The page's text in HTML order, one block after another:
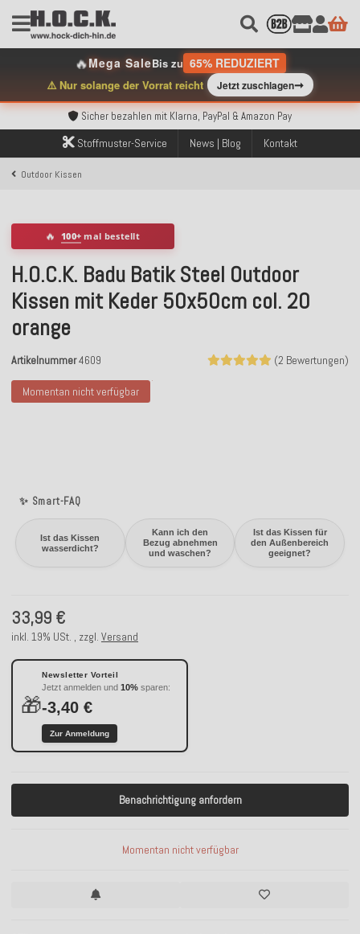
🔥Mega SaleBis zu 65% REDUZIERT
⚠️ Nur solange der Vorrat reicht Jetzt zuschlagen➞
Kostenloser Versand innerhalb Deutschlands ab 99€ Bestellwert
Über 120.000 erfolgreich versendete Bestellungen
Sicher bezahlen mit Klarna, PayPal & Amazon Pay
Kostenloser Versand innerhalb Deutschlands ab 99€ Bestellwert
Über 120.000 erfolgreich versendete Bestellungen
Sicher bezahlen mit Klarna, PayPal & Amazon Pay
Kostenloser Versand innerhalb Deutschlands ab 99€ Bestellwert
Stoffmuster-Service News | Blog Kontakt
Outdoor Kissen
Momentan nicht verfügbar
✨ Smart-FAQ
Ist das Kissen
wasserdicht?
Kann ich den
Bezug abnehmen
und waschen?
Ist das Kissen für
den Außenbereich
geeignet?
🔥 100+ mal bestellt
H.O.C.K. Badu Batik Steel Outdoor
Kissen mit Keder 50x50cm col. 20
orange
(2 Bewertungen)
Artikelnummer4609
33,99 €
inkl. 19% USt. , zzgl. Versand
🎁
Newsletter Vorteil
Jetzt anmelden und 10% sparen:
-3,40 €
Zur Anmeldung
Benachrichtigung anfordern
Momentan nicht verfügbar